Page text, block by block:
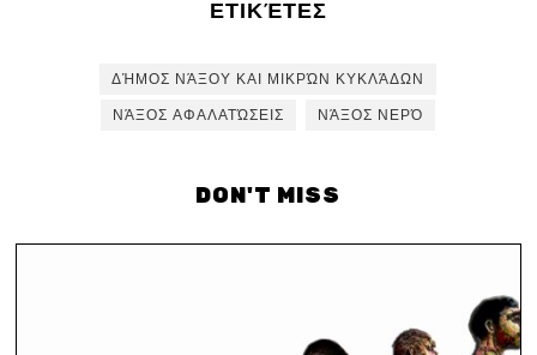
ΕΤΙΚΈΤΕΣ
ΔΉΜΟΣ ΝΆΞΟΥ ΚΑΙ ΜΙΚΡΏΝ ΚΥΚΛΆΔΩΝ
ΝΆΞΟΣ ΑΦΑΛΑΤΏΣΕΙΣ
ΝΆΞΟΣ ΝΕΡΌ
DON'T MISS